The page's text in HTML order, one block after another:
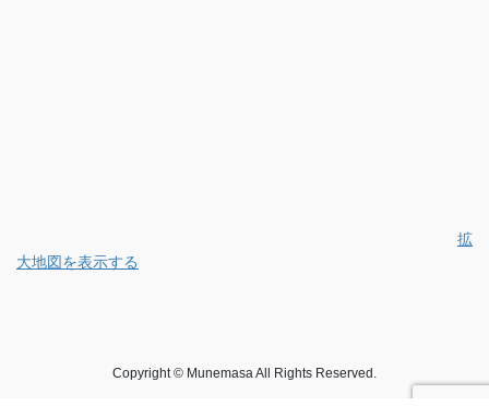
拡
大地図を表示する
Copyright © Munemasa All Rights Reserved.